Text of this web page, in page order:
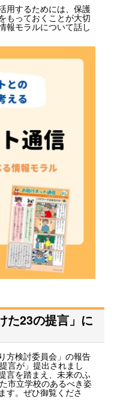
用するためには、保護
もっておくことが大切
報モラルについて話し
た23の提言」に
方検討委員会」の報告
言が」提出されまし
言を踏まえ、未来のふ
市立学校のあるべき姿
す。ぜひ御覧くださ